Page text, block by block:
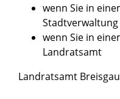
wenn Sie in
Stadtverwaltung
wenn Sie in
Landratsamt
Landratsamt